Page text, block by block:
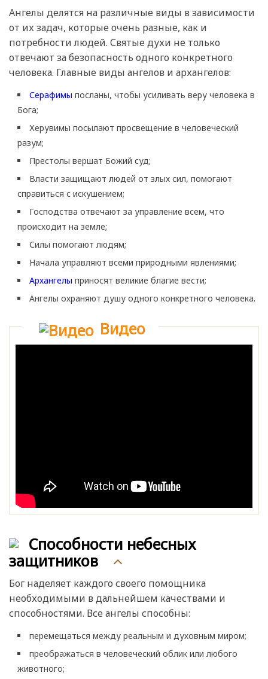
Ангелы делятся на различные виды в зависимости
от их задач, которые очень разные, как и
потребности людей. Святые духи не только
отвечают за безопасность одного конкретного
человека. Главные виды ангелов и архангелов:
Серафимы посланы, чтобы усиливать веру человека в
Бога;
Херувимы посылают просвещение в человеческий
разум;
Престолы вершат Божий суд;
Власти защищают людей от злых сил, помогают
справиться с искушением;
Господства отвечают за управление всем, что
происходит на земле;
Силы помогают людям;
Начала управляют всеми природными явлениями;
Архангелы приносят великие благие вести;
Ангелы охраняют душу одного конкретного человека.
Видео
Способности небесных
защитников
Бог наделяет каждого своего помощника
необходимыми в дальнейшем качествами и
способностями. Все ангелы способны:
перемещаться между реальным и духовным миром;
преображаться в человеческий облик или любого
животного;